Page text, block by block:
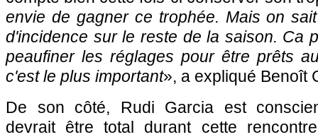
envie de gagner ce trophée. Mais on
d'incidence sur le reste de la saison. Ca
peaufiner les réglages pour être prêts
c'est le plus important», a expliqué Benoît
De son côté, Rudi Garcia est
devrait être total durant cette